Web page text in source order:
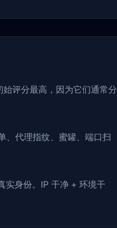
评分最高，因为它们通常分
代理指纹、蜜罐、端口扫
身份。IP 干净 + 环境干